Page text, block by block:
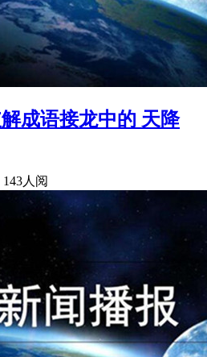
成语接龙中的 天降
143人阅